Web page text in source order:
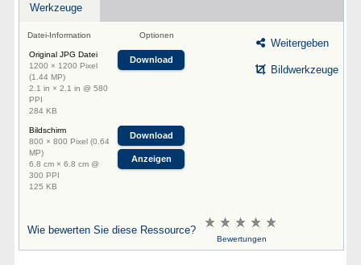
Werkzeuge
Datei-Information Optionen
Original JPG Datei
1200 × 1200 Pixel
(1.44 MP)
2.1 in × 2.1 in @ 580
PPI
284 KB
Download
Bildschirm
800 × 800 Pixel (0.64
MP)
6.8 cm × 6.8 cm @
300 PPI
125 KB
Download
Anzeigen
Weitergeben
Bildwerkzeuge
Wie bewerten Sie diese Ressource?
Bewertungen